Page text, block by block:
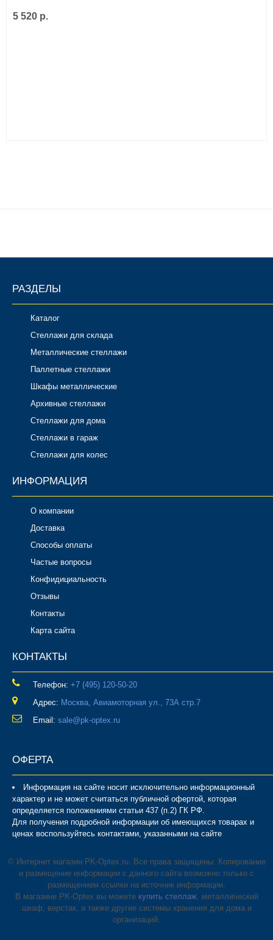
5 520 р.
РАЗДЕЛЫ
Каталог
Стеллажи для склада
Металлические стеллажи
Паллетные стеллажи
Шкафы металлические
Архивные стеллажи
Стеллажи для дома
Стеллажи в гараж
Стеллажи для колес
ИНФОРМАЦИЯ
О компании
Доставка
Способы оплаты
Частые вопросы
Конфидициальность
Отзывы
Контакты
Карта сайта
КОНТАКТЫ
Телефон: ‎+7 (495) 120-50-20
Адрес: Москва, Авиамоторная ул., 73А стр.7
Email: sale@pk-optex.ru
ОФЕРТА
Информация на сайте носит исключительно информационный
характер и не может считаться публичной офертой, которая
определяется положениями статьи 437 (п.2) ГК РФ.
Для получения подробной информации об имеющихся товарах и
ценах воспользуйтесь контактами, указанными на сайте
© Интернет магазин PK-Optex.ru. Все права защищены. Копирование
и размещение информации с данного сайта возможно только с
размещением ссылки на источник информации.
В магазине PK-Optex вы можете купить стеллаж, металлический
шкаф, верстак, а также другие системы хранения для дома и
организаций.